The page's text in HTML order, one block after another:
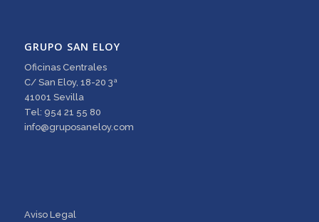
GRUPO SAN ELOY
Oficinas Centrales
C/ San Eloy, 18-20 3ª
41001 Sevilla
Tel: 954 21 55 80
info@gruposaneloy.com
Aviso Legal